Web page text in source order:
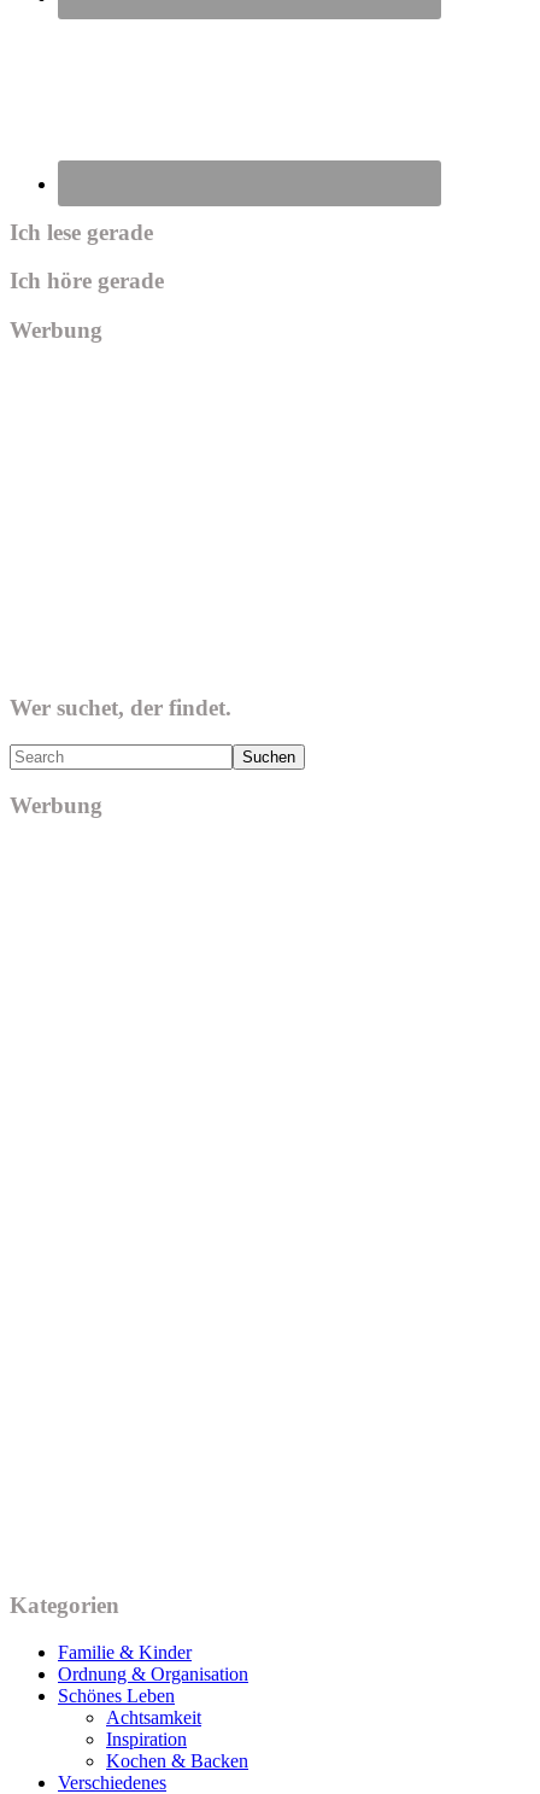
Ich lese gerade
Ich höre gerade
Werbung
Wer suchet, der findet.
Search
Werbung
Kategorien
Familie & Kinder
Ordnung & Organisation
Schönes Leben
Achtsamkeit
Inspiration
Kochen & Backen
Verschiedenes